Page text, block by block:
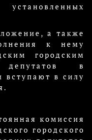
а также
к нему
городским
в
вступают в силу
комиссия
городского